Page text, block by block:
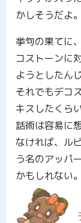
かしそうだよ。
挙句の果てに
コストーンに
ようとしたん
それでもデコ
キスしたくら
話術は容易に
なければ、ル
う名のアッパ
かもしれない